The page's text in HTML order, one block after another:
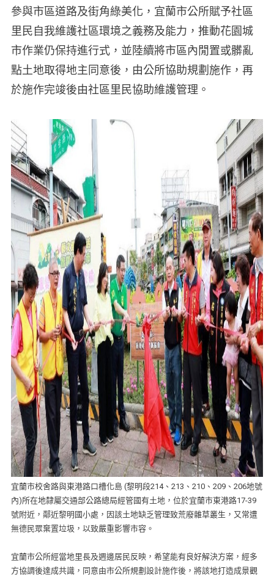
參與市區道路及街角綠美化，宜蘭市公所賦予社區
里民自我維護社區環境之義務及能力，推動花園城
市作業仍保持進行式，並陸續將市區內閒置或髒亂
點土地取得地主同意後，由公所協助規劃施作，再
於施作完竣後由社區里民協助維護管理。
宜蘭市校舍路與東港路口槽化島 (黎明段214、213、210、209、206地號
內)所在地隸屬交通部公路總局經管國有土地，位於宜蘭市東港路17-39
號附近，鄰近黎明國小處，因該土地缺乏管理致荒廢雜草叢生，又常遭
無德民眾棄置垃圾，以致嚴重影響市容。
宜蘭市公所經當地里長及週邊居民反映，希望能有良好解決方案，經多
方協調後達成共識，同意由市公所規劃設計施作後，將該地打造成景觀